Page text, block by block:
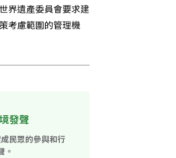
界遺產委員會要求建
考慮範圍的管理機
發聲
民眾的參與和行
。